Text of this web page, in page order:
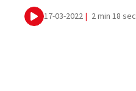
Ecouter
17-03-2022 | 2 min 18 sec